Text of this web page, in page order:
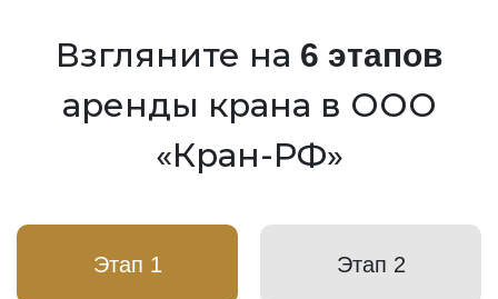
Взгляните на 6 этапов
аренды крана в ООО
«Кран-РФ»
Этап 1 Этап 2